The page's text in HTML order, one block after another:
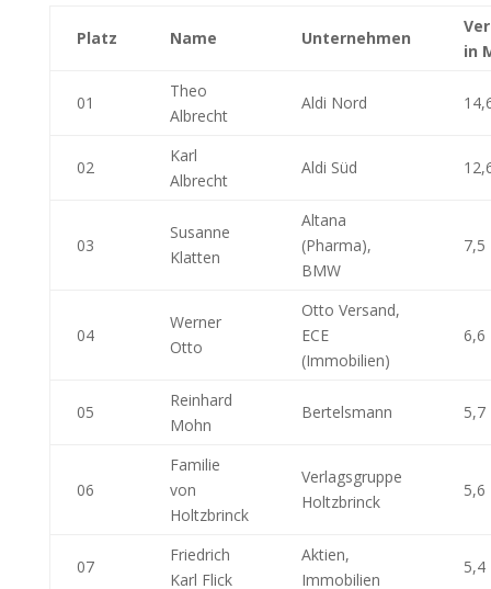
Platz Name Unternehmen
in
01
Theo
Albrecht
Aldi Nord
02
Karl
Albrecht
Aldi Süd
03
Susanne
Klatten
Altana
(Pharma),
BMW
7,5
04
Werner
Otto
Otto Versand,
ECE
(Immobilien)
6,6
05
Reinhard
Mohn
Bertelsmann 5,7
06
Familie
von
Holtzbrinck
Verlagsgruppe
Holtzbrinck
5,6
07
Friedrich
Karl Flick
Aktien,
Immobilien
5,4